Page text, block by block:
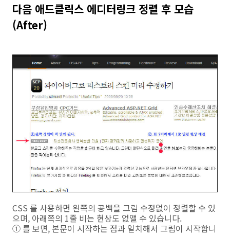
다음 애드클릭스 에디터링크 정렬 후 모습
(After)
CSS 를 사용하면 왼쪽의 공백을 그림 수정없이 정렬할 수 있
으며, 아래쪽의 1줄 비는 현상도 없앨 수 있습니다.
① 를 보면, 본문이 시작하는 점과 일치해서 그림이 시작합니